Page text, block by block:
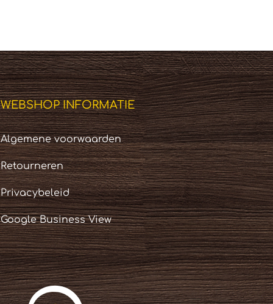
WEBSHOP INFORMATIE
Algemene voorwaarden
Retourneren
Privacybeleid
Google Business View